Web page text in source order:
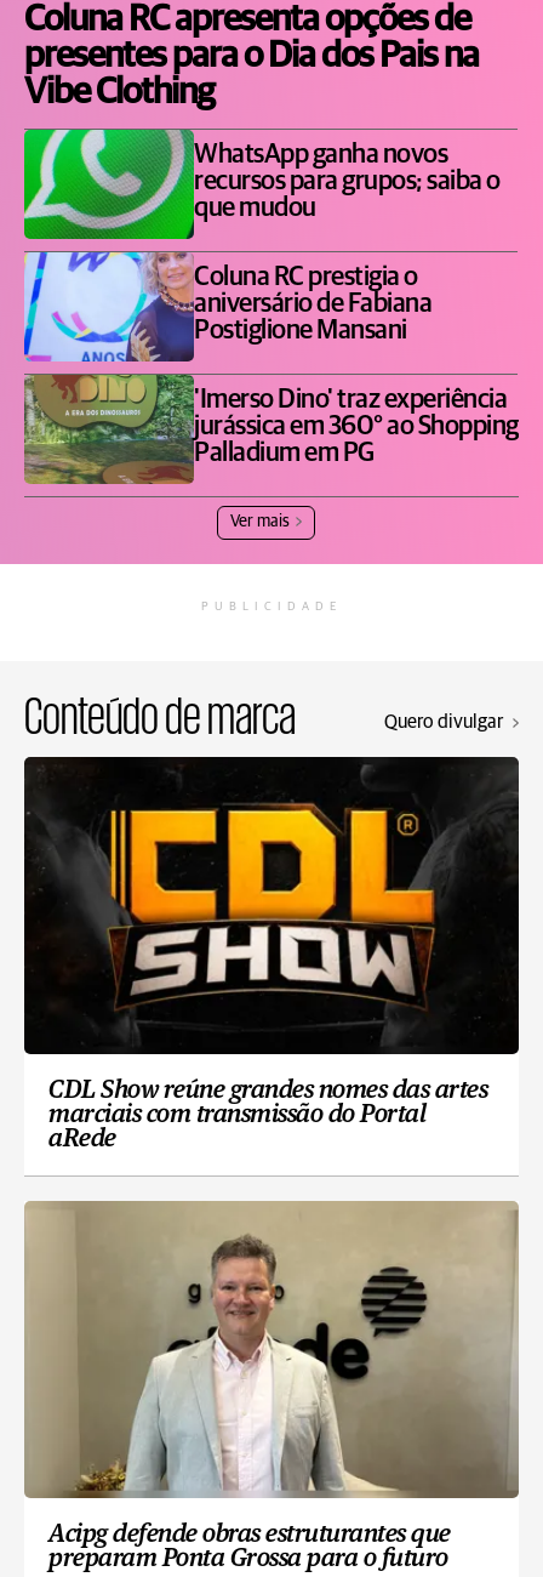
Coluna RC apresenta opções de
presentes para o Dia dos Pais na
Vibe Clothing
WhatsApp ganha novos
recursos para grupos; saiba o
que mudou
Coluna RC prestigia o
aniversário de Fabiana
Postiglione Mansani
'Imerso Dino' traz experiência
jurássica em 360° ao Shopping
Palladium em PG
Ver mais
PUBLICIDADE
Conteúdo de marca Quero divulgar
CDL Show reúne grandes nomes das artes
marciais com transmissão do Portal
aRede
Acipg defende obras estruturantes que
preparam Ponta Grossa para o futuro